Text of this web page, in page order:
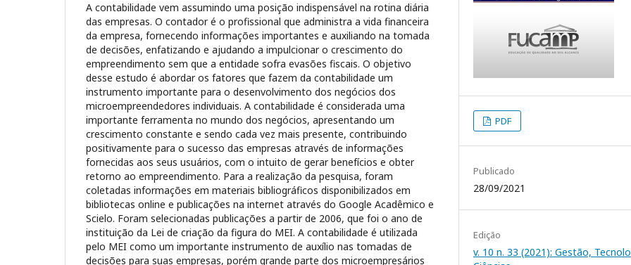
A contabilidade vem assumindo uma posição indispensável na rotina diária
das empresas. O contador é o profissional que administra a vida financeira
da empresa, fornecendo informações importantes e auxiliando na tomada
de decisões, enfatizando e ajudando a impulcionar o crescimento do
empreendimento sem que a entidade sofra evasões fiscais. O objetivo
desse estudo é abordar os fatores que fazem da contabilidade um
instrumento importante para o desenvolvimento dos negócios dos
microempreendedores individuais. A contabilidade é considerada uma
importante ferramenta no mundo dos negócios, apresentando um
crescimento constante e sendo cada vez mais presente, contribuindo
positivamente para o sucesso das empresas através de informações
fornecidas aos seus usuários, com o intuito de gerar benefícios e obter
retorno ao empreendimento. Para a realização da pesquisa, foram
coletadas informações em materiais bibliográficos disponibilizados em
bibliotecas online e publicações na internet através do Google Acadêmico e
Scielo. Foram selecionadas publicações a partir de 2006, que foi o ano de
instituição da Lei de criação da figura do MEI. A contabilidade é utilizada
pelo MEI como um importante instrumento de auxílio nas tomadas de
decisões para suas empresas, porém grande parte dos microempresários
PDF
Publicado
28/09/2021
Edição
v. 10 n. 33 (2021): Gestão,